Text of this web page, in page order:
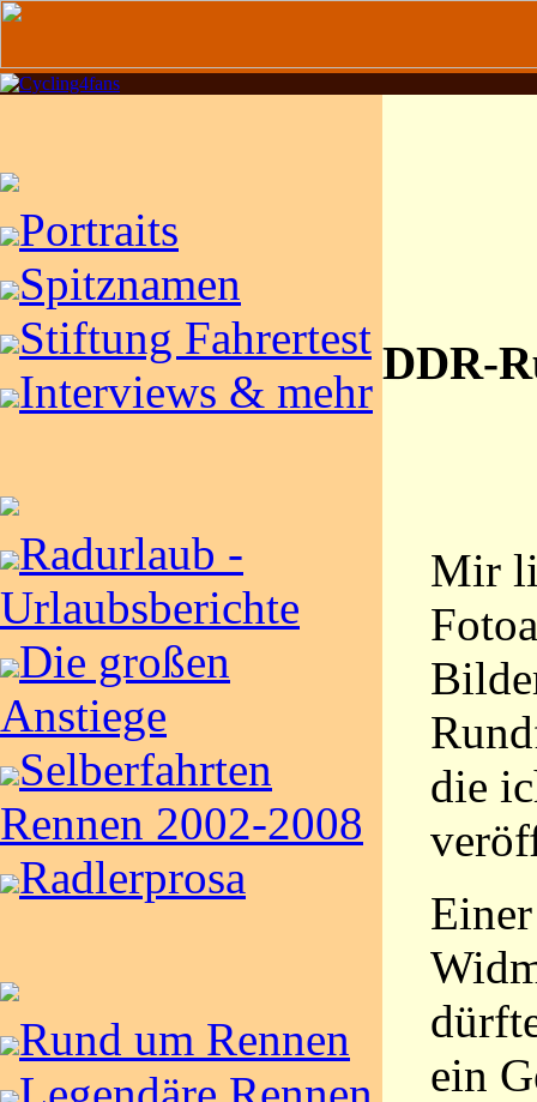
Portraits
Spitznamen
Stiftung Fahrertest
Interviews & mehr
Radurlaub -
Urlaubsberichte
Die großen
Anstiege
Selberfahrten
Rennen 2002-2008
Radlerprosa
Rund um Rennen
DDR-
Mir
die
ein